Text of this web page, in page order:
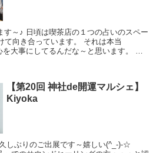
す～♪ 日頃は喫茶店の１つの占いのスペー
て向き合っています。 それは本当
大事にしてるんだな～と思います。 そ
【第20回 神社de開運マルシェ】
Kiyoka
しぶりのご出展です～嬉しい(^_-)-☆